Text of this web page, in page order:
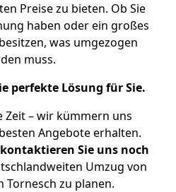
Preise zu bieten. Ob Sie
haben oder ein großes
was umgezogen
muss.
perfekte Lösung für Sie.
Zeit – wir kümmern uns
Angebote erhalten.
kontaktieren Sie uns noch
Umzug von
Tornesch zu planen.